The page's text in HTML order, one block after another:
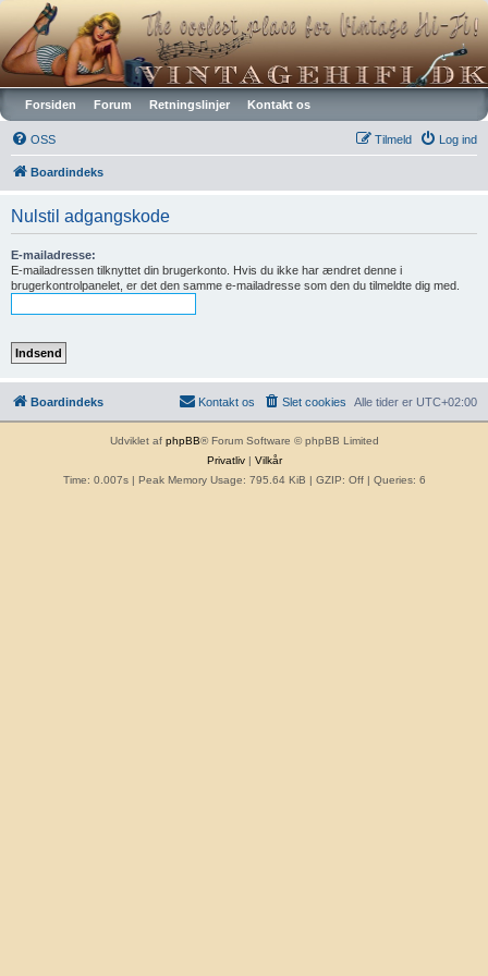
Vintagehifi.dk
Forsiden Forum Retningslinjer Kontakt os
OSS Log ind
Tilmeld
Boardindeks
Nulstil adgangskode
E-mailadresse:
E-mailadressen tilknyttet din brugerkonto. Hvis du ikke har ændret denne i
brugerkontrolpanelet, er det den samme e-mailadresse som den du tilmeldte dig med.
Boardindeks Alle tider er UTC+02:00
Slet cookies
Kontakt os
Udviklet af phpBB® Forum Software © phpBB Limited
Privatliv| Vilkår
Time: 0.007s| Peak Memory Usage: 795.64 KiB | GZIP: Off | Queries: 6